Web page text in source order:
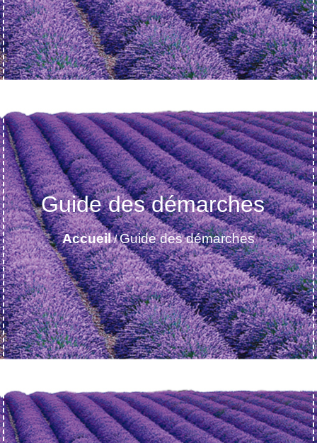
Guide des démarches
Accueil/Guide des démarches